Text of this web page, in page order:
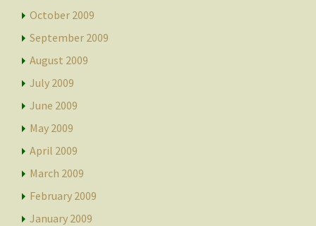
October 2009
September 2009
August 2009
July 2009
June 2009
May 2009
April 2009
March 2009
February 2009
January 2009